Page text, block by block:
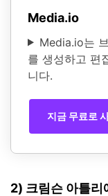
Media.io
Media.io는
를 생성하고 편
니다.
지금 무료로
2) 크림슨 아틀리